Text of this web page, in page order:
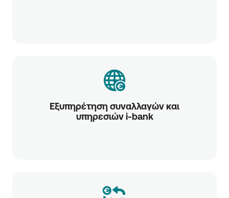
Εξυπηρέτηση συναλλαγών και
υπηρεσιών i-bank